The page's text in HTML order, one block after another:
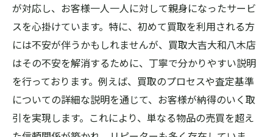
が対応し、お客様一人一人に対して親身になったサービ
スを心掛けています。特に、初めて買取を利用される方
には不安が伴うかもしれませんが、買取大吉大和八木店
はその不安を解消するために、丁寧で分かりやすい説明
を行っております。例えば、買取のプロセスや査定基準
についての詳細な説明を通じて、お客様が納得のいく取
引を実現します。これにより、単なる物品の売買を超え